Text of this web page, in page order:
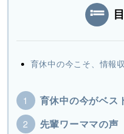
育休中の今こそ、情報
育休中の今がベス
先輩ワーママの声